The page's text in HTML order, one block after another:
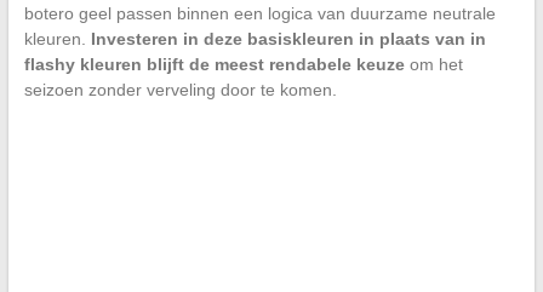
botero geel passen binnen een logica van duurzame neutrale
kleuren. Investeren in deze basiskleuren in plaats van in
flashy kleuren blijft de meest rendabele keuzeom het
seizoen zonder verveling door te komen.